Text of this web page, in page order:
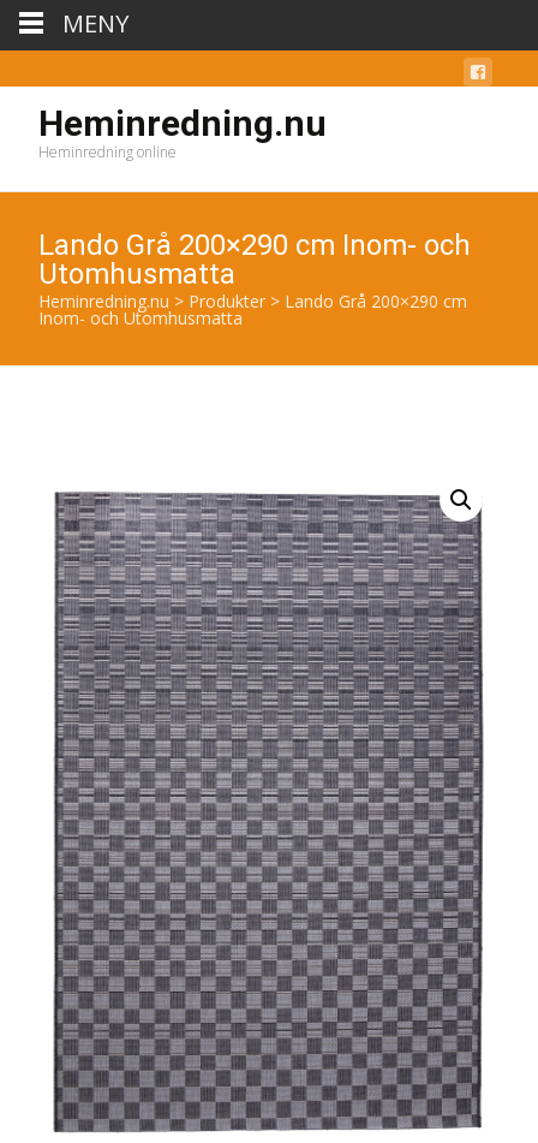
Heminredning.nu
Heminredning online
Lando Grå 200×290 cm Inom- och
Utomhusmatta
Heminredning.nu > Produkter > Lando Grå 200×290 cm
Inom- och Utomhusmatta
MENY